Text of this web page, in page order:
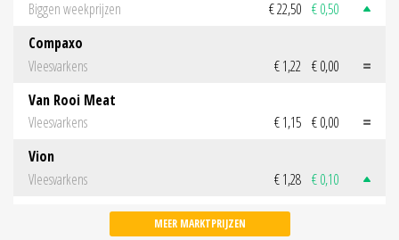
Biggen weekprijzen € 22,50 € 0,50
Compaxo
Vleesvarkens
€ 1,22 € 0,00
Van Rooi Meat
Vleesvarkens
€ 1,15 € 0,00
Vion
Vleesvarkens
€ 1,28 € 0,10
MEER MARKTPRIJZEN